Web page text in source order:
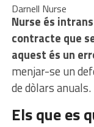
Darnell Nurse
Nurse és
contracte que
aquest és un
menjar-se un
de dòlars anuals.
Els que es